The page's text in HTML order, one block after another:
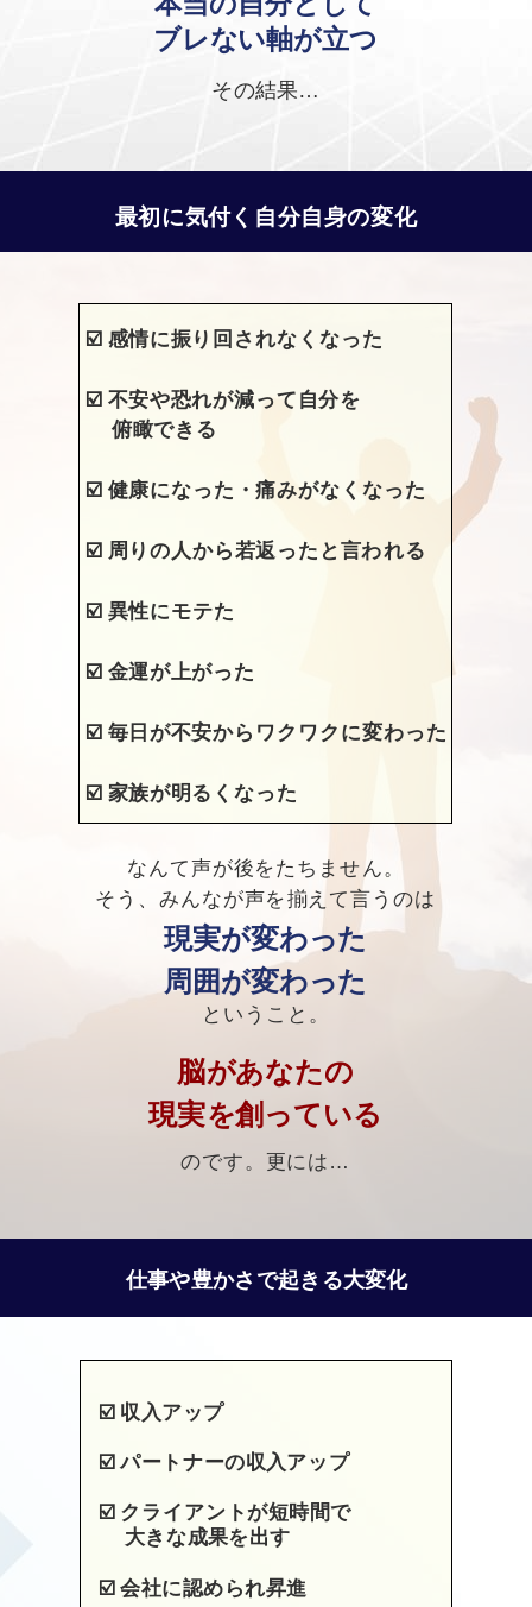
仕事や豊かさで起きる大変化
ブレない軸が立つ
その結果…
最初に気付く自分自身の変化
☑️ 感情に振り回されなくなった
☑️ 不安や恐れが減って自分を
俯瞰できる
☑️ 健康になった・痛みがなくなった
☑️ 周りの人から若返ったと言われる
☑️ 異性にモテた
☑️ 金運が上がった
☑️ 毎日が不安からワクワクに変わった
☑️ 家族が明るくなった
☑️ 収入アップ
☑️パートナーの収入アップ
☑️ クライアントが短時間で
大きな成果を出す
☑️会社に認められ昇進
なんて声が後をたちません。
そう、みんなが声を揃えて言うのは
現実が変わった
周囲が変わった
ということ。
脳があなたの
現実を創っている
のです。更には…